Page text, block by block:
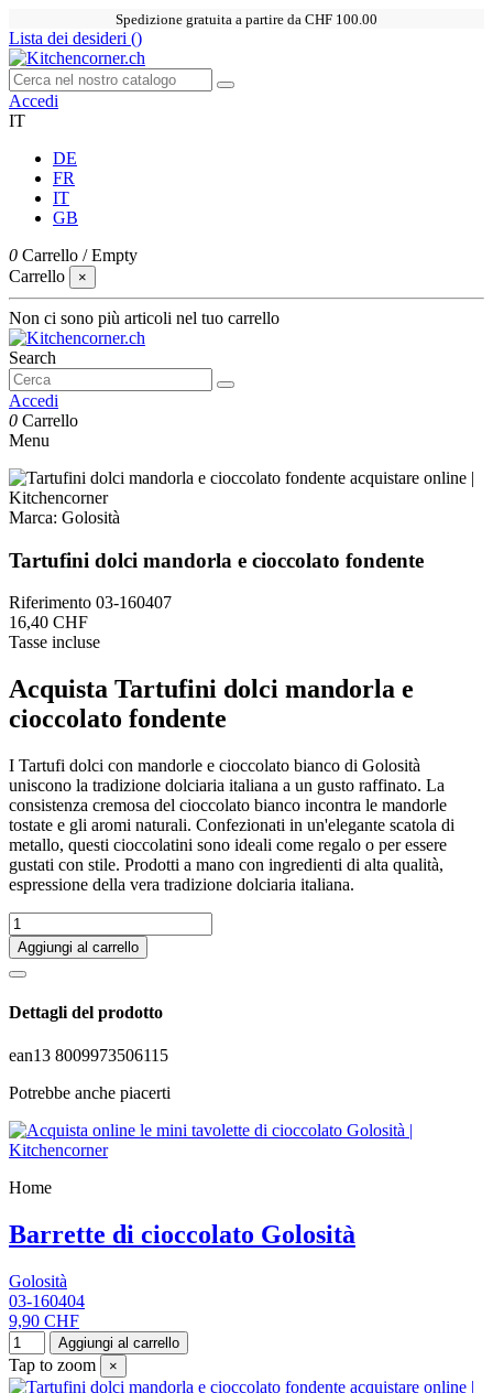
Spedizione gratuita a partire da CHF 100.00
Lista dei desideri ()
Accedi
IT
DE
FR
IT
GB
0 Carrello /Empty
Carrello
×
Non ci sono più articoli nel tuo carrello
Search
Accedi
0 Carrello
Menu
Marca: Golosità
Tartufini dolci mandorla e cioccolato fondente
Riferimento 03-160407
16,40 CHF
Tasse incluse
Acquista Tartufini dolci mandorla e
cioccolato fondente
I Tartufi dolci con mandorle e cioccolato bianco di Golosità
uniscono la tradizione dolciaria italiana a un gusto raffinato. La
consistenza cremosa del cioccolato bianco incontra le mandorle
tostate e gli aromi naturali. Confezionati in un'elegante scatola di
metallo, questi cioccolatini sono ideali come regalo o per essere
gustati con stile. Prodotti a mano con ingredienti di alta qualità,
espressione della vera tradizione dolciaria italiana.
Aggiungi al carrello
Dettagli del prodotto
ean13 8009973506115
Potrebbe anche piacerti
Home
Barrette di cioccolato Golosità
Golosità
03-160404
9,90 CHF
Aggiungi al carrello
Tap to zoom ×